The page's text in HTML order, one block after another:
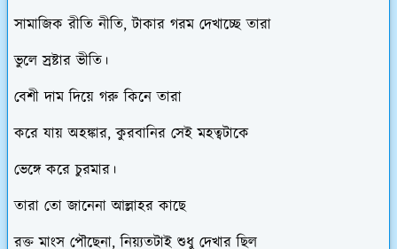
সামাজিক রীতি নীতি, টাকার গরম দেখাচ্ছে তারা
ভুলে স্রষ্টার ভীতি।
বেশী দাম দিয়ে গরু কিনে তারা
করে যায় অহঙ্কার, কুরবানির সেই মহত্বটাকে
ভেঙ্গে করে চুরমার।
তারা তো জানেনা আল্লাহর কাছে
রক্ত মাংস পৌছেনা, নিয়্যতটাই শুধু দেখার ছিল